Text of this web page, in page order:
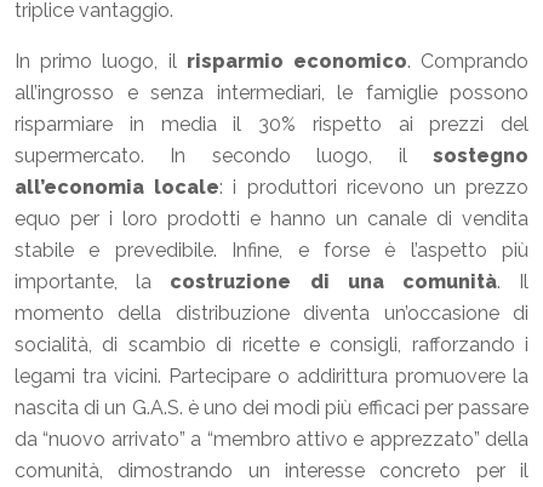
triplice vantaggio.
In primo luogo, il risparmio economico. Comprando
all’ingrosso e senza intermediari, le famiglie possono
risparmiare in media il 30% rispetto ai prezzi del
supermercato. In secondo luogo, il sostegno
all’economia locale: i produttori ricevono un prezzo
equo per i loro prodotti e hanno un canale di vendita
stabile e prevedibile. Infine, e forse è l’aspetto più
importante, la costruzione di una comunità. Il
momento della distribuzione diventa un’occasione di
socialità, di scambio di ricette e consigli, rafforzando i
legami tra vicini. Partecipare o addirittura promuovere la
nascita di un G.A.S. è uno dei modi più efficaci per passare
da “nuovo arrivato” a “membro attivo e apprezzato” della
comunità, dimostrando un interesse concreto per il